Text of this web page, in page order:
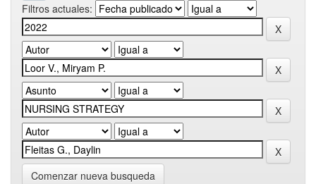
Filtros actuales:
Comenzar nueva busqueda